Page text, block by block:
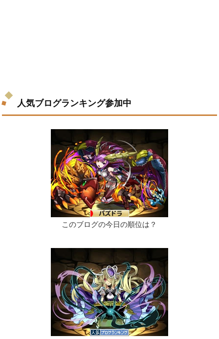
人気ブログランキング参加中
このブログの今日の順位は？